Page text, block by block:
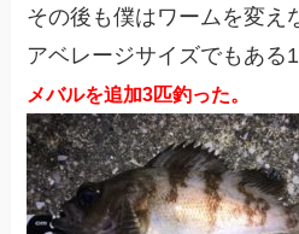
その後も僕はワームを変え
アベレージサイズでもある
メバルを追加3匹釣った。